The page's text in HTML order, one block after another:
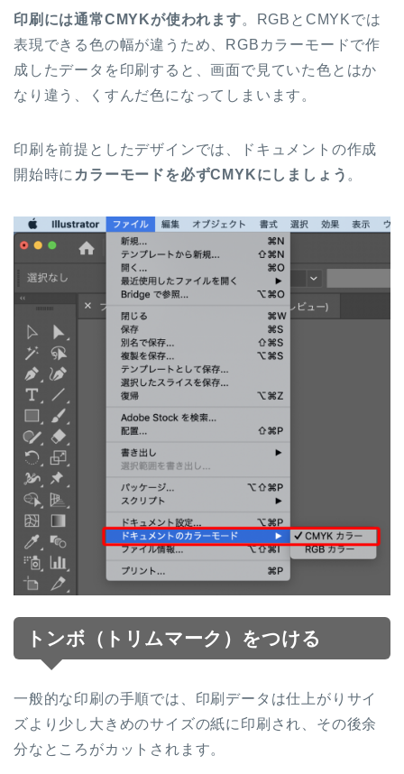
印刷には通常CMYKが使われます。RGBとCMYKでは
表現できる色の幅が違うため、RGBカラーモードで作
成したデータを印刷すると、画面で見ていた色とはか
なり違う、くすんだ色になってしまいます。
印刷を前提としたデザインでは、ドキュメントの作成
開始時に カラーモードを必ずCMYKにしましょう 。
トンボ（トリムマーク）をつける
一般的な印刷の手順では、印刷データは仕上がりサイ
ズより少し大きめのサイズの紙に印刷され、その後余
分なところがカットされます。